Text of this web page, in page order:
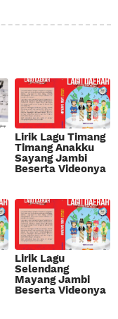
Lirik Lagu Timang
Timang Anakku
Sayang Jambi
Beserta Videonya
Lirik Lagu
Selendang
Mayang Jambi
Beserta Videonya